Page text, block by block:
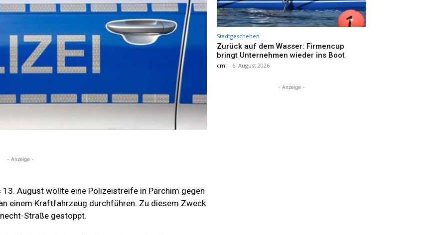
- Anzeige -
August wollte eine Polizeistreife in Parchim gegen
einem Kraftfahrzeug durchführen. Zu diesem Zweck
Straße gestoppt.
Stadtgeschehen
Zurück auf dem Wasser: Firmencup
bringt Unternehmen wieder ins Boot
cm - 6. August 2026
- Anzeige -